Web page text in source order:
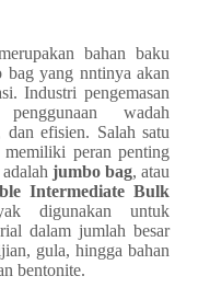
bahan baku
bag yang nntinya akan
Industri pengemasan
wadah
dan efisien. Salah satu
peran penting
adalahjumbo bag, atau
Intermediate Bulk
digunakan untuk
dalam jumlah besar
gula, hingga bahan
bentonite.